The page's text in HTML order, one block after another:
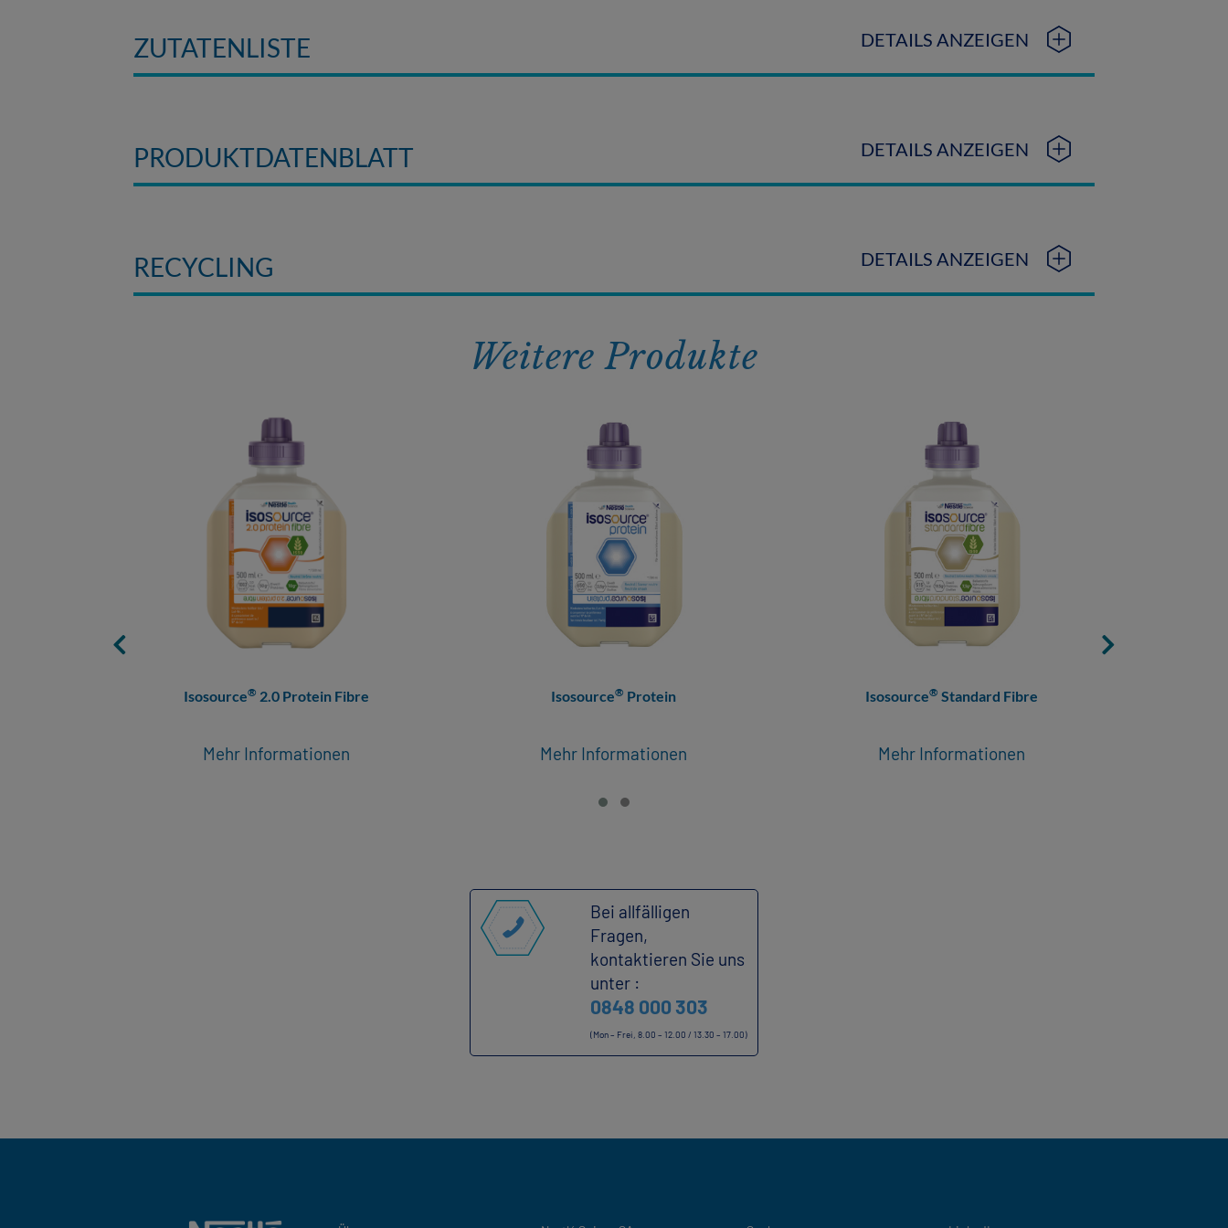
ZUTATENLISTE DETAILS ANZEIGEN
PRODUKTDATENBLATT DETAILS ANZEIGEN
RECYCLING DETAILS ANZEIGEN
Weitere Produkte
Isosource® 2.0 Protein Fibre
Mehr Informationen
Isosource® Protein
Mehr Informationen
Isosource® Standard Fibre
Mehr Informationen
Bei allfälligen
Fragen,
kontaktieren Sie uns
unter :
0848 000 303
(Mon – Frei, 8.00 – 12.00 / 13.30 – 17.00)